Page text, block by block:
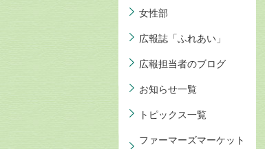
女性部
広報誌「ふれあい」
広報担当者のブログ
お知らせ一覧
トピックス一覧
ファーマーズマーケット